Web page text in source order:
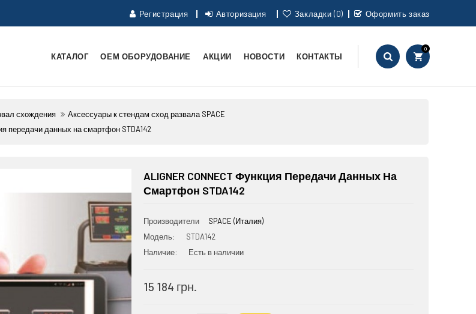
Регистрация Авторизация Закладки (0) Оформить заказ
0
КАТАЛОГ ОЕМ ОБОРУДОВАНИЕ АКЦИИ НОВОСТИ КОНТАКТЫ
схождения
Аксессуары к стендам сход развала SPACE
передачи данных на смартфон STDA142
ALIGNER CONNECT Функция Передачи Данных На
Смартфон STDA142
Производители
SPACE (Италия)
Модель:
STDA142
Наличие:
Есть в наличии
15 184 грн.